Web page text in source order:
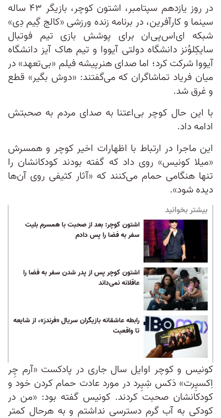
در روز یازدهم سپتامبر، اشتون کوچر، بازیگر ۴۳ ساله
سینما و کارآفرین، در برنامه زنده ورزشی «کالج گِیم دِی»
شبکه ای‌اس‌پی‌ان برای پوشش بازی تیم فوتبال
سایکِلوُنز دانشگاه دولتی آیووا و تیم هاک آیز دانشگاه
آیووا شرکت کرد؛ اما صدای هنرپیشه فیلم «بی‌تعهد» در
میان فریاد تماشاگران که می‌گفتند: «دوش بگیر» قطع
و غرق شد.
با این حال کوچر بی‌اعتنا به صدای مردم به صحبتش
ادامه داد.
این ماجرا در ارتباط با اظهارات اخیر کوچر و همسرش
«میلا کونیس» روی داد که گفته بودند کودکانشان را
تنها هنگامی حمام می‌کنند که «آثار کثیفی روی آن‌ها
دیده شود».
بیشتر بخوانید
اشتون کوچر: بعد از صحبت با همسرم بلیت
سفر به فضا را پس دادم
اشتون کوچر پس از پدر شدن سفر به فضا را
عاقلانه نمی‌داند
رابطه عاشقانه بازیگران سریال «فرندز»، از شایعه
تا واقعیت
کونیس و کوچر اوایل سال جاری در پادکست «آرم چِر
اِکسپِرت» دَکس شِپِرد در مورد عادت حمام کردن خود و
کودکانشان صحبت کردند. کونیس گفته بود: «من در
کودکی به آب گرم دسترسی نداشتم و به هرحال کمتر